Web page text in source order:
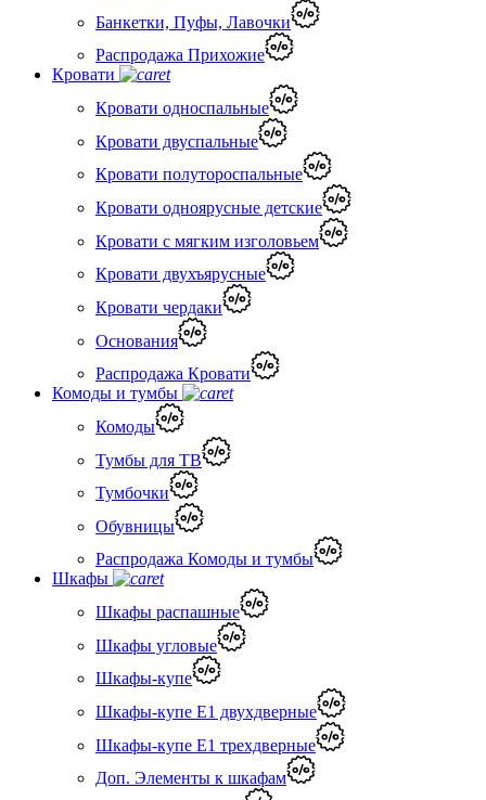
Банкетки, Пуфы, Лавочки
Распродажа Прихожие
Кровати
Кровати односпальные
Кровати двуспальные
Кровати полутороспальные
Кровати одноярусные детские
Кровати с мягким изголовьем
Кровати двухъярусные
Кровати чердаки
Основания
Распродажа Кровати
Комоды и тумбы
Комоды
Тумбы для ТВ
Тумбочки
Обувницы
Распродажа Комоды и тумбы
Шкафы
Шкафы распашные
Шкафы угловые
Шкафы-купе
Шкафы-купе Е1 двухдверные
Шкафы-купе Е1 трехдверные
Доп. Элементы к шкафам